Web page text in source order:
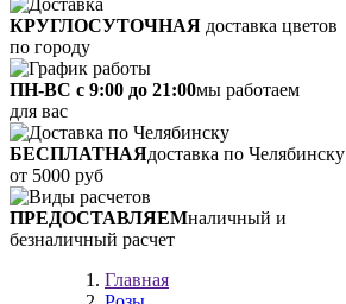
КРУГЛОСУТОЧНАЯ доставка цветов
по городу
ПН-ВС с 9:00 до 21:00мы работаем
для вас
БЕСПЛАТНАЯдоставка по Челябинску
от 5000 руб
ПРЕДОСТАВЛЯЕМналичный и
безналичный расчет
Главная